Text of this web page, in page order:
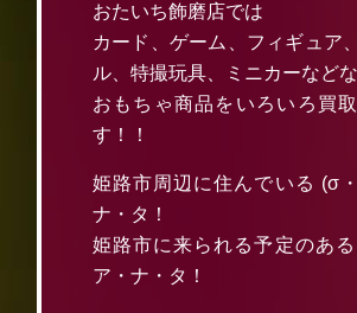
おたいち飾磨店では
カード、ゲーム、フィギュア
ル、特撮玩具、ミニカーなど
おもちゃ商品をいろいろ買
す！！
姫路市周辺に住んでいる (σ
ナ・タ！
姫路市に来られる予定のあ
ア・ナ・タ！